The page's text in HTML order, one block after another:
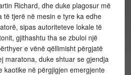
Richard, dhe duke plagosur më
të tjerë në mesin e tyre ka edhe
sipas autoriteteve lokale të
gjithashtu tha se zbuloi një
e vënë qëllimisht përgjatë
maratona, duke shtuar se gjendja
kaotike në përgjigjen emergjente